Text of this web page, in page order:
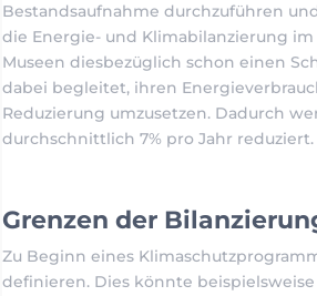
Bestandsaufnahme durchzuführen
die Energie- und Klimabilanzierung
Museen diesbezüglich schon einen
dabei begleitet, ihren
Reduzierung umzusetzen. Dadurch
durchschnittlich 7% pro Jahr reduziert.
Grenzen der
Zu Beginn eines
definieren. Dies könnte